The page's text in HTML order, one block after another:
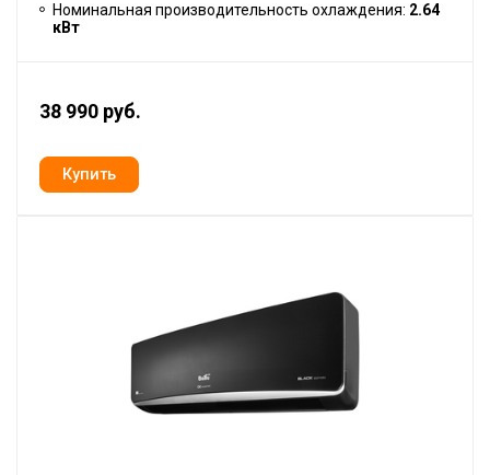
Номинальная производительность охлаждения: 2.64
кВт
38 990 руб.